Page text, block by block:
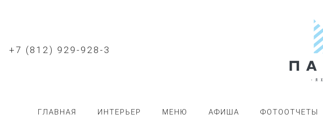
+7 (812) 929-928-3
ГЛАВНАЯ ИНТЕРЬЕР МЕНЮ АФИША ФОТООТЧЕТЫ